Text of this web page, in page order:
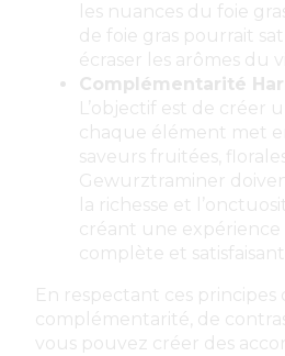
les nuances du foie
de foie gras pourrait
écraser les arômes du
Complémentarité
L’objectif est de créer
chaque élément met
saveurs fruitées,
Gewurztraminer
la richesse et
créant une expérience
complète et
En respectant ces principes
complémentarité, de
vous pouvez créer des